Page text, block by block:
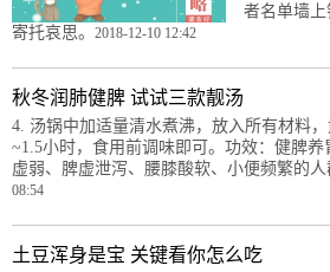
者名单墙上
寄托哀思。 2018-12-10 12:42
秋冬润肺健脾 试试三款靓汤
4. 汤锅中加适量清水煮沸，放入所有材料
~1.5小时，食用前调味即可。功效：健脾
虚弱、脾虚泄泻、腰膝酸软、小便频繁的人
08:54
土豆浑身是宝 关键看你怎么吃